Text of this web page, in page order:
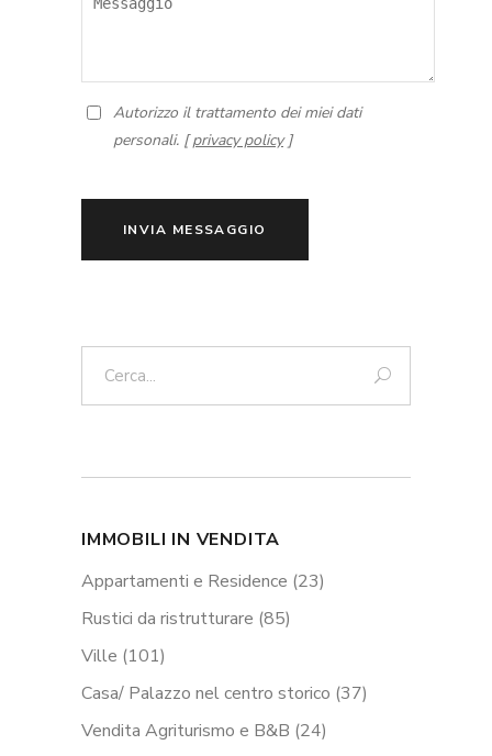
Autorizzo il trattamento dei miei dati
personali. [privacy policy]
INVIA MESSAGGIO
IMMOBILI IN VENDITA
Appartamenti e Residence (23)
Rustici da ristrutturare (85)
Ville (101)
Casa/ Palazzo nel centro storico (37)
Vendita Agriturismo e B&B (24)